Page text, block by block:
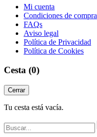
Mi cuenta
Condiciones de compra
FAQs
Aviso legal
Política de Privacidad
Política de Cookies
Cesta (0)
Cerrar
Tu cesta está vacía.